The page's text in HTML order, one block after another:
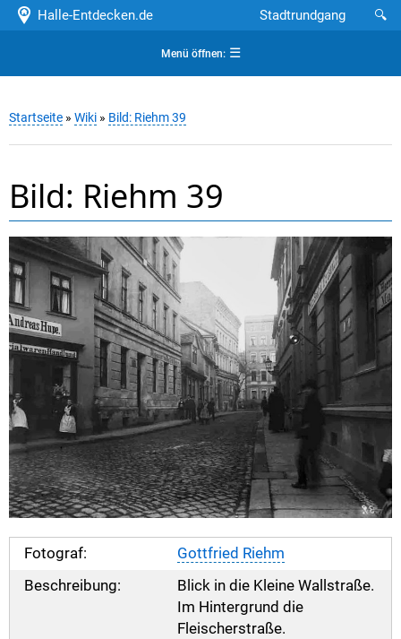
Halle-Entdecken.de 🔍
Stadtrundgang
Menü öffnen:☰
Startseite » Wiki » Bild: Riehm 39
Bild: Riehm 39
Fotograf:
Gottfried Riehm
Beschreibung:
Blick in die Kleine Wallstraße.
Im Hintergrund die
Fleischerstraße.